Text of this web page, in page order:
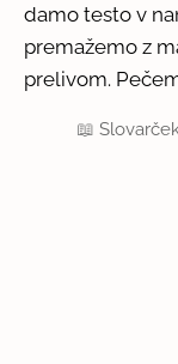
damo testo v
premažemo z
prelivom.
📖